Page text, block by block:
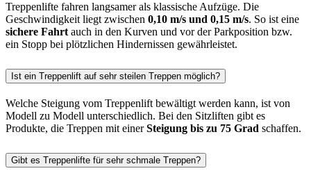
Treppenlifte fahren langsamer als klassische Aufzüge. Die
Geschwindigkeit liegt zwischen 0,10 m/s und 0,15 m/s. So ist eine
sichere Fahrt auch in den Kurven und vor der Parkposition bzw.
ein Stopp bei plötzlichen Hindernissen gewährleistet.
Ist ein Treppenlift auf sehr steilen Treppen möglich?
Welche Steigung vom Treppenlift bewältigt werden kann, ist von
Modell zu Modell unterschiedlich. Bei den Sitzliften gibt es
Produkte, die Treppen mit einerSteigung bis zu 75 Grad schaffen.
Gibt es Treppenlifte für sehr schmale Treppen?